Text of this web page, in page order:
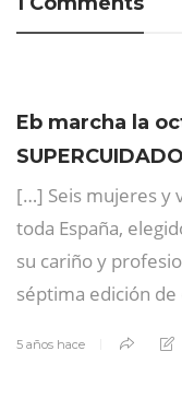
Eb marcha la
[…] Seis mujeres y
toda España,
su cariño y
séptima edición
5 años hace